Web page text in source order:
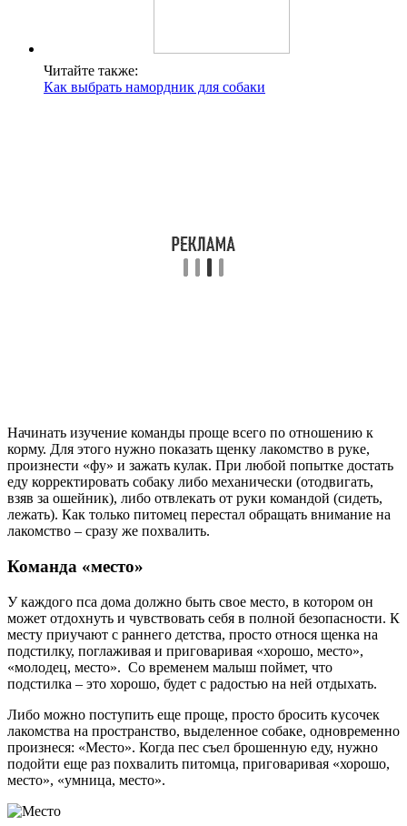
Читайте также:
Как выбрать намордник для собаки
Начинать изучение команды проще всего по отношению к
корму. Для этого нужно показать щенку лакомство в руке,
произнести «фу» и зажать кулак. При любой попытке достать
еду корректировать собаку либо механически (отодвигать,
взяв за ошейник), либо отвлекать от руки командой (сидеть,
лежать). Как только питомец перестал обращать внимание на
лакомство – сразу же похвалить.
Команда «место»
У каждого пса дома должно быть свое место, в котором он
может отдохнуть и чувствовать себя в полной безопасности. К
месту приучают с раннего детства, просто относя щенка на
подстилку, поглаживая и приговаривая «хорошо, место»,
«молодец, место». Со временем малыш поймет, что
подстилка – это хорошо, будет с радостью на ней отдыхать.
Либо можно поступить еще проще, просто бросить кусочек
лакомства на пространство, выделенное собаке, одновременно
произнеся: «Место». Когда пес съел брошенную еду, нужно
подойти еще раз похвалить питомца, приговаривая «хорошо,
место», «умница, место».